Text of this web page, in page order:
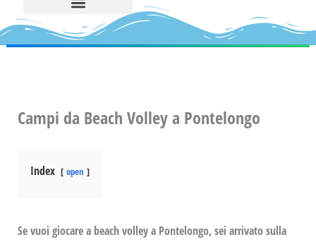
Campi da Beach Volley a Pontelongo
Index open
Se vuoi giocare a beach volley a Pontelongo, sei arrivato sulla